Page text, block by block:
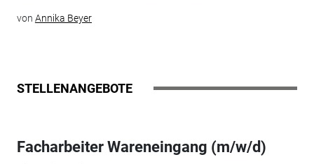
von Annika Beyer
STELLENANGEBOTE
Facharbeiter Wareneingang (m/w/d)